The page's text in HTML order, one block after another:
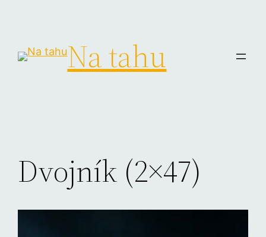
Na tahu
Dvojník (2×47)